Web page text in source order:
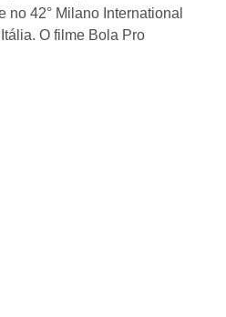
no 42° Milano International
O filme Bola Pro